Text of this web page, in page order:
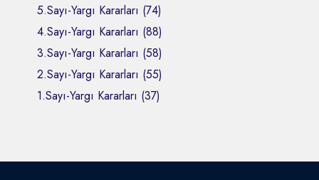
5.Sayı-Yargı Kararları (74)
4.Sayı-Yargı Kararları (88)
3.Sayı-Yargı Kararları (58)
2.Sayı-Yargı Kararları (55)
1.Sayı-Yargı Kararları (37)